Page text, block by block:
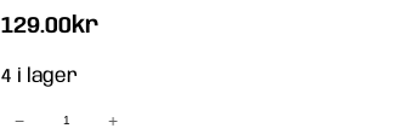
129.00 kr
4 i lager
Kyldyna
− +